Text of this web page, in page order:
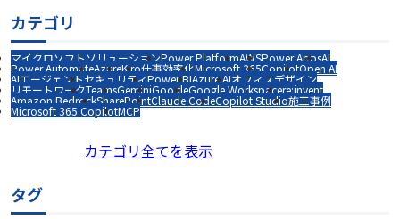
カテゴリ
マイクロソフトソリューションPower PlatformAWSPower AppsAI
Power AutomateAzureKiro仕事効率化Microsoft 365CopilotOpen AI
AIエージェントセキュリティPower BIAzure AIオフィスデザイン
リモートワークTeamsGeminiGoogleGoogle Workspacere:invent
Amazon BedrockSharePointClaude CodeCopilot Studio施工事例
Microsoft 365 CopilotMCP
カテゴリ全てを表示
タグ